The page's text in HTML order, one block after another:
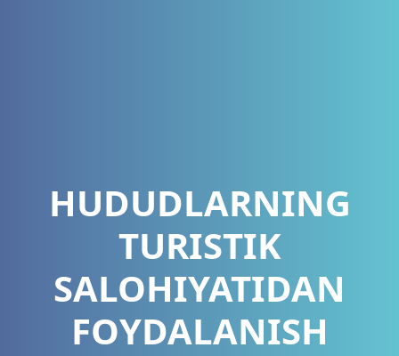
HUDUDLARNING
TURISTIK
SALOHIYATIDAN
FOYDALANISH